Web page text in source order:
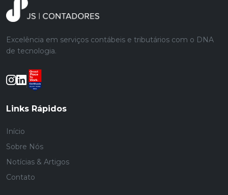
Excelência em serviços contábeis e tributários com o DNA
de tecnologia.
Links Rápidos
Início
Sobre Nós
Notícias & Artigos
Contato